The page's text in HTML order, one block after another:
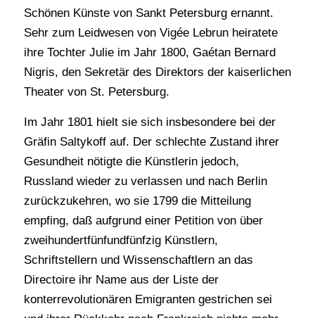
Schönen Künste von Sankt Petersburg ernannt.
Sehr zum Leidwesen von Vigée Lebrun heiratete
ihre Tochter Julie im Jahr 1800, Gaétan Bernard
Nigris, den Sekretär des Direktors der kaiserlichen
Theater von St. Petersburg.
Im Jahr 1801 hielt sie sich insbesondere bei der
Gräfin Saltykoff auf. Der schlechte Zustand ihrer
Gesundheit nötigte die Künstlerin jedoch,
Russland wieder zu verlassen und nach Berlin
zurückzukehren, wo sie 1799 die Mitteilung
empfing, daß aufgrund einer Petition von über
zweihundertfünfundfünfzig Künstlern,
Schriftstellern und Wissenschaftlern an das
Directoire ihr Name aus der Liste der
konterrevolutionären Emigranten gestrichen sei